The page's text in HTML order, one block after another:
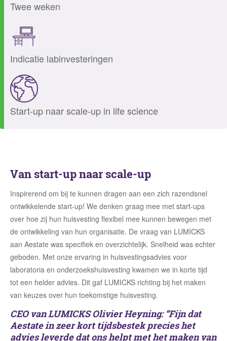
Twee weken
Indicatie labinvesteringen
Start-up naar scale-up in life science
Van start-up naar scale-up
Inspirerend om bij te kunnen dragen aan een zich razendsnel
ontwikkelende start-up! We denken graag mee met start-ups
over hoe zij hun huisvesting flexibel mee kunnen bewegen met
de ontwikkeling van hun organisatie. De vraag van LUMICKS
aan Aestate was specifiek en overzichtelijk. Snelheid was echter
geboden. Met onze ervaring in huisvestingsadvies voor
laboratoria en onderzoekshuisvesting kwamen we in korte tijd
tot een helder advies. Dit gaf LUMICKS richting bij het maken
van keuzes over hun toekomstige huisvesting.
CEO van LUMICKS Olivier Heyning: “Fijn dat
Aestate in zeer kort tijdsbestek precies het
advies leverde dat ons helpt met het maken van